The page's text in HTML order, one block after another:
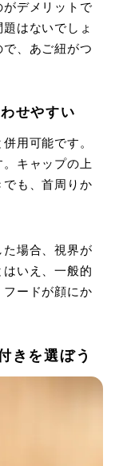
がデメリットで
はないでしょ
、あご紐がつ
せやすい
用可能です。
キャップの上
も、首周りか
場合、視界が
いえ、一般的
フードが顔にか
きを選ぼう